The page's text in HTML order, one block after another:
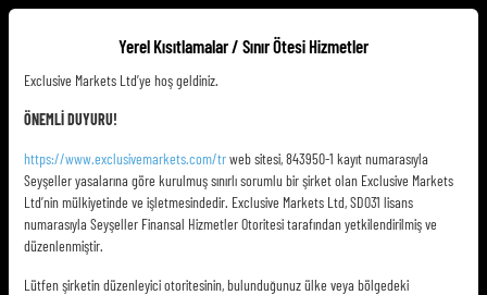
TR
Yerel Kısıtlamalar / Sınır Ötesi Hizmetler
Exclusive Markets Ltd’ye hoş geldiniz.
ÖNEMLİ DUYURU!
https://www.exclusivemarkets.com/trweb sitesi, 843950-1 kayıt numarasıyla
Seyşeller yasalarına göre kurulmuş sınırlı sorumlu bir şirket olan Exclusive Markets
Ltd’nin mülkiyetinde ve işletmesindedir. Exclusive Markets Ltd, SD031 lisans
numarasıyla Seyşeller Finansal Hizmetler Otoritesi tarafından yetkilendirilmiş ve
düzenlenmiştir.
Lütfen şirketin düzenleyici otoritesinin, bulunduğunuz ülke veya bölgedeki